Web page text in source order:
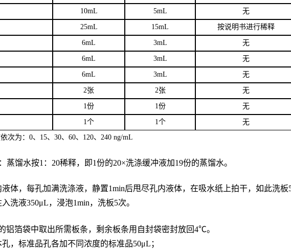
10mL 5mL 无
25mL 15mL 按说明书进行稀释
6mL 3mL 无
6mL 3mL 无
6mL 3mL 无
2张 2张 无
1份 1份 无
1个 1个
无
依次为： 0、15、30、60、120、240 ng/mL
蒸馏水按1：20稀释，即1份的20×洗涤缓冲液加19份的蒸馏水。
体，每孔加满洗涤液，静置1min后甩尽孔内液体，在吸水纸上拍干，如此洗板5
入洗液350μL，浸泡1min，洗板5次。
铝箔袋中取出所需板条，剩余板条用自封袋密封放回4℃。
孔，标准品孔各加不同浓度的标准品50μL；